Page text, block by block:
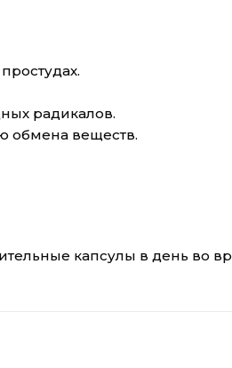
радикалов.
обмена веществ.
капсулы в день во